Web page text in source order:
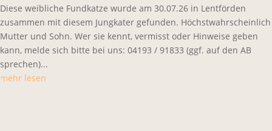
Diese weibliche Fundkatze wurde am 30.07.26 in Lentförden
zusammen mit diesem Jungkater gefunden. Höchstwahrscheinlich
Mutter und Sohn. Wer sie kennt, vermisst oder Hinweise geben
kann, melde sich bitte bei uns: 04193 / 91833 (ggf. auf den AB
sprechen)...
mehr lesen